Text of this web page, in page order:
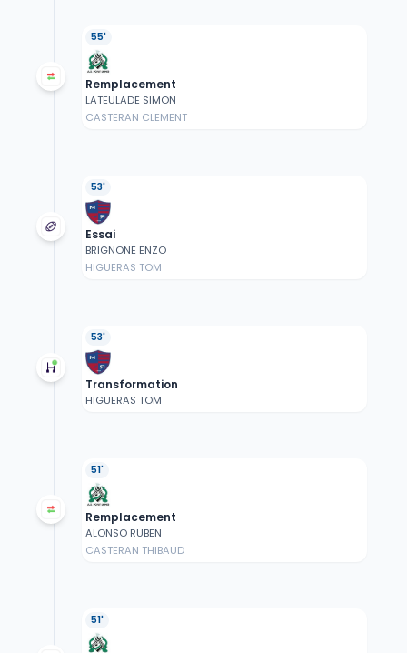
55'
Remplacement
LATEULADE SIMON
CASTERAN CLEMENT
53'
Essai
BRIGNONE ENZO
HIGUERAS TOM
53'
Transformation
HIGUERAS TOM
51'
Remplacement
ALONSO RUBEN
CASTERAN THIBAUD
51'